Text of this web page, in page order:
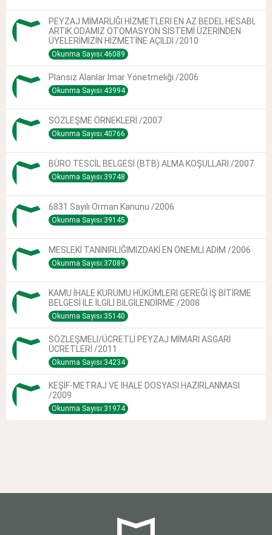
PEYZAJ MİMARLIĞI HİZMETLERİ EN AZ BEDEL HESABI,
ARTIK ODAMIZ OTOMASYON SİSTEMİ ÜZERİNDEN
ÜYELERİMİZİN HİZMETİNE AÇILDI /2010
Okunma Sayısı:46089
Plansız Alanlar Imar Yönetmeliği /2006
Okunma Sayısı:43994
SÖZLEŞME ÖRNEKLERİ /2007
Okunma Sayısı:40766
BÜRO TESCİL BELGESİ (BTB) ALMA KOŞULLARI /2007
Okunma Sayısı:39748
6831 Sayılı Orman Kanunu /2006
Okunma Sayısı:39145
MESLEKİ TANINIRLIĞIMIZDAKİ EN ÖNEMLİ ADIM /2006
Okunma Sayısı:37089
KAMU İHALE KURUMU HÜKÜMLERİ GEREĞİ İŞ BİTİRME
BELGESİ İLE İLGİLİ BİLGİLENDİRME /2008
Okunma Sayısı:35140
SÖZLEŞMELİ/ÜCRETLİ PEYZAJ MİMARI ASGARİ
ÜCRETLERİ /2011
Okunma Sayısı:34234
KEŞİF-METRAJ VE İHALE DOSYASI HAZIRLANMASI
/2009
Okunma Sayısı:31974